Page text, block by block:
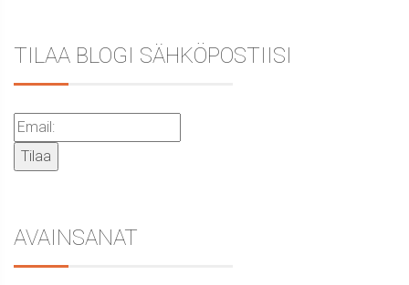
TILAA BLOGI SÄHKÖPOSTIISI
AVAINSANAT